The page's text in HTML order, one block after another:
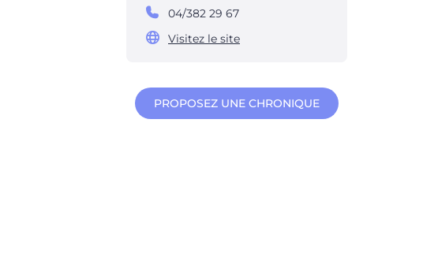
04/382 29 67
Visitez le site
PROPOSEZ UNE CHRONIQUE